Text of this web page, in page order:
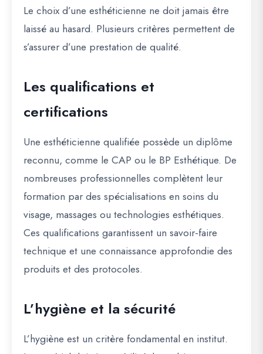
Le choix d’une esthéticienne ne doit jamais être
laissé au hasard. Plusieurs critères permettent de
s’assurer d’une prestation de qualité.
Les qualifications et
certifications
Une esthéticienne qualifiée possède un diplôme
reconnu, comme le CAP ou le BP Esthétique. De
nombreuses professionnelles complètent leur
formation par des spécialisations en soins du
visage, massages ou technologies esthétiques.
Ces qualifications garantissent un savoir-faire
technique et une connaissance approfondie des
produits et des protocoles.
L’hygiène et la sécurité
L’hygiène est un critère fondamental en institut.